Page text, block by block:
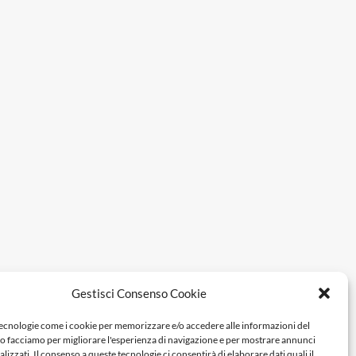
Gestisci Consenso Cookie
come i cookie per memorizzare e/o accedere alle informazioni del
facciamo per migliorare l'esperienza di navigazione e per mostrare annunci